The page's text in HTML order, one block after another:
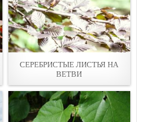
СЕРЕБРИСТЫЕ ЛИСТЬЯ НА
ВЕТВИ